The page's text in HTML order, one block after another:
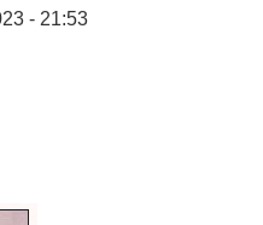
- 21:53